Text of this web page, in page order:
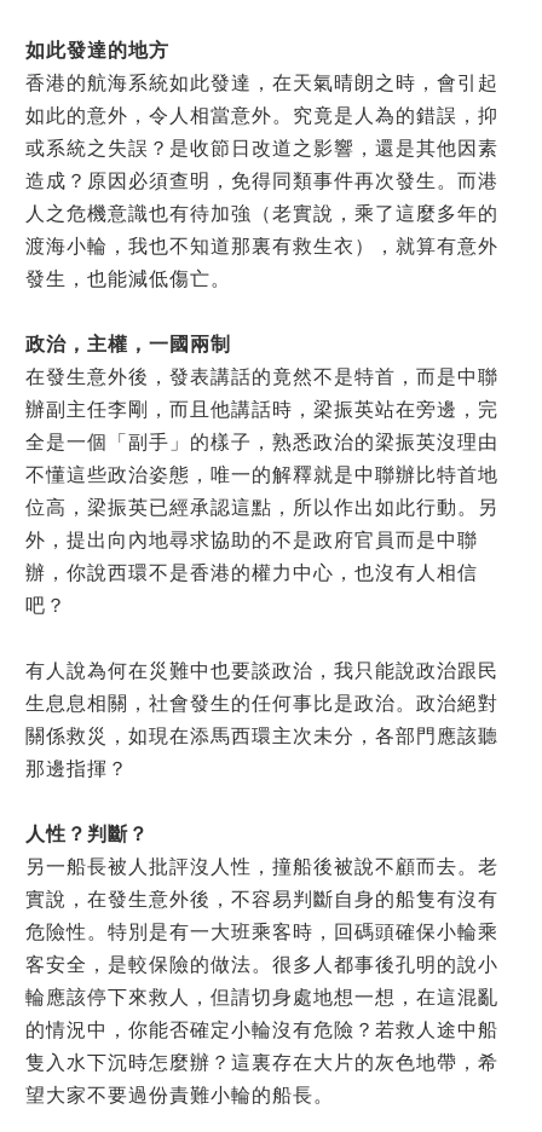
如此發達的地方
香港的航海系統如此發達，在天氣晴朗之時，會引起
如此的意外，令人相當意外。究竟是人為的錯誤，抑
或系統之失誤？是收節日改道之影響，還是其他因素
造成？原因必須查明，免得同類事件再次發生。而港
人之危機意識也有待加強（老實說，乘了這麼多年的
渡海小輪，我也不知道那裏有救生衣），就算有意外
發生，也能減低傷亡。
政治，主權，一國兩制
在發生意外後，發表講話的竟然不是特首，而是中聯
辦副主任李剛，而且他講話時，梁振英站在旁邊，完
全是一個「副手」的樣子，熟悉政治的梁振英沒理由
不懂這些政治姿態，唯一的解釋就是中聯辦比特首地
位高，梁振英已經承認這點，所以作出如此行動。另
外，提出向內地尋求協助的不是政府官員而是中聯
辦，你說西環不是香港的權力中心，也沒有人相信
吧？
有人說為何在災難中也要談政治，我只能說政治跟民
生息息相關，社會發生的任何事比是政治。政治絕對
關係救災，如現在添馬西環主次未分，各部門應該聽
那邊指揮？
人性？判斷？
另一船長被人批評沒人性，撞船後被說不顧而去。老
實說，在發生意外後，不容易判斷自身的船隻有沒有
危險性。特別是有一大班乘客時，回碼頭確保小輪乘
客安全，是較保險的做法。很多人都事後孔明的說小
輪應該停下來救人，但請切身處地想一想，在這混亂
的情況中，你能否確定小輪沒有危險？若救人途中船
隻入水下沉時怎麼辦？這裏存在大片的灰色地帶，希
望大家不要過份責難小輪的船長。